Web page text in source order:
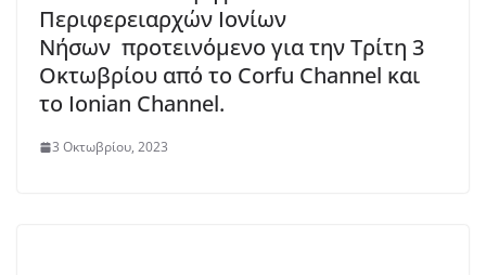
Περιφερειαρχών Ιονίων
Νήσων προτεινόμενο για την Τρίτη 3
Οκτωβρίου από το Corfu Channel και
το Ionian Channel.
3 Οκτωβρίου, 2023